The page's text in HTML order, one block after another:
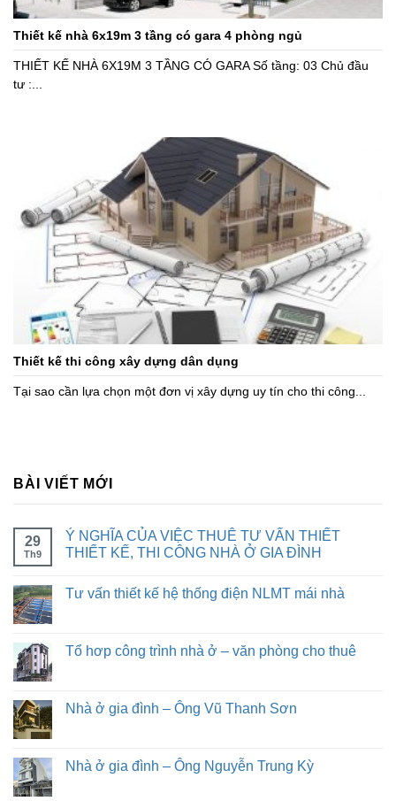
Thiết kế nhà 6x19m 3 tầng có gara 4 phòng ngủ
THIẾT KẾ NHÀ 6X19M 3 TẦNG CÓ GARA Số tầng: 03 Chủ đầu
tư :...
Thiết kế thi công xây dựng dân dụng
Tại sao cần lựa chọn một đơn vị xây dựng uy tín cho thi công...
BÀI VIẾT MỚI
29
Th9
Ý NGHĨA CỦA VIỆC THUÊ TƯ VẤN THIẾT
THIẾT KẾ, THI CÔNG NHÀ Ở GIA ĐÌNH
Tư vấn thiết kế hệ thống điện NLMT mái nhà
Tổ hơp công trình nhà ở – văn phòng cho thuê
Nhà ở gia đình – Ông Vũ Thanh Sơn
Nhà ở gia đình – Ông Nguyễn Trung Kỳ